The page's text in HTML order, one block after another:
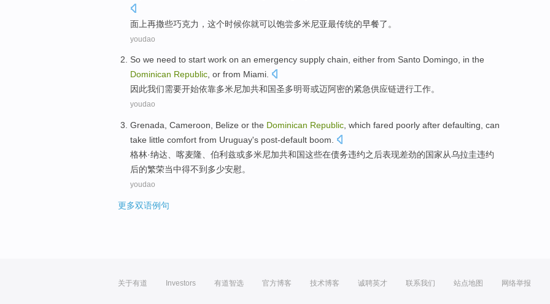
面上再撒些巧克力 ，这个时候你就可以饱尝多米尼亚最传统的早餐了。
youdao
So we need to start work on an emergency supply chain, either from Santo Domingo, in the
Dominican Republic, or from Miami.
因此我们需要开始依靠多米尼加共和国圣多明哥或迈阿密的紧急供应链进行工作。
youdao
Grenada Cameroon Belize or the Dominican Republic which fared poorly after defaulting , can
take little comfort from Uruguay's post-default boom
格林·纳达、 喀麦隆 伯利兹或多米尼加共和国这些在债务违约之后表现差劲的国家从乌拉圭违约
后的繁荣当中得不到多少安慰。
youdao
更多双语例句
关于有道 Investors 有道智选 官方博客 技术博客 诚聘英才 联系我们 站点地图 网络举报